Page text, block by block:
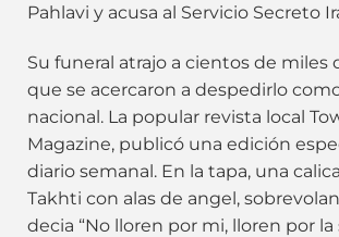
Pahlavi y acusa al Servicio Secreto
Su funeral atrajo a cientos de miles
que se acercaron a despedirlo
nacional. La popular revista local
Magazine, publicó una edición
diario semanal. En la tapa, una
Takhti con alas de angel,
decia “No lloren por mi, lloren por